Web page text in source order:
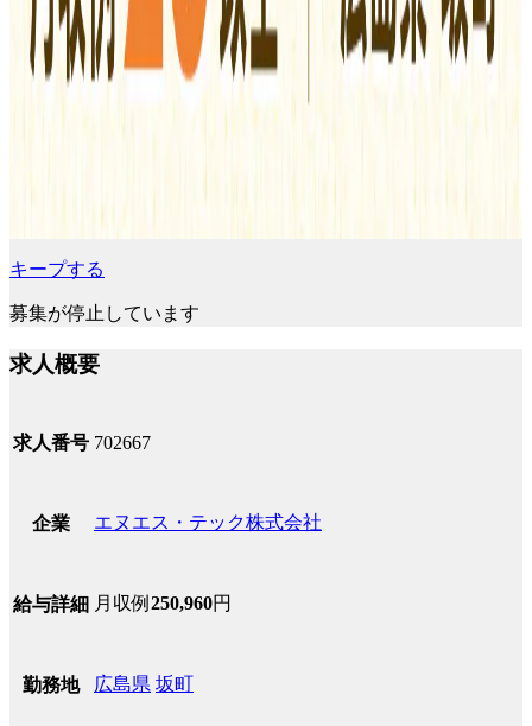
キープする
募集が停止しています
求人概要
求人番号 702667
企業 エヌエス・テック株式会社
給与詳細 月収例 250,960円
勤務地 広島県 坂町